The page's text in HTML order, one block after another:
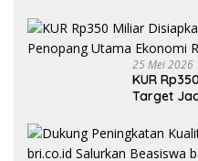
25 Mei 2026
KUR
Target